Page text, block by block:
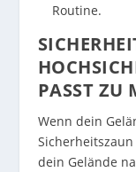
Routine.
PASST ZU
Wenn dein
dein Gelände